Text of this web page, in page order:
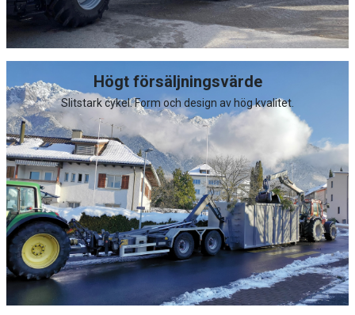
Högt försäljningsvärde
Slitstark cykel. Form och design av hög kvalitet.